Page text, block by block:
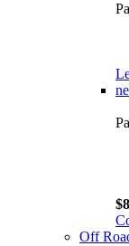
Off